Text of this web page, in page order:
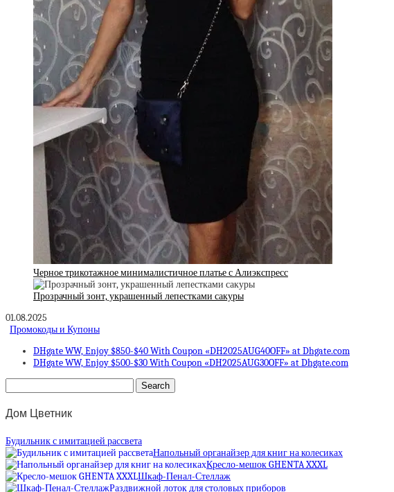
Черное трикотажное минималистичное платье с Алиэкспресс
Прозрачный зонт, украшенный лепестками сакуры
01.08.2025
Промокоды и Купоны
DHgate WW, Enjoy $850-$40 With Coupon «DH2025AUG40OFF» at Dhgate.com
DHgate WW, Enjoy $500-$30 With Coupon «DH2025AUG30OFF» at Dhgate.com
Дом Цветник
Будильник с имитацией рассвета
Напольный органайзер для книг на колесиках
Кресло-мешок GHENTA XXXL
Шкаф-Пенал-Стеллаж
Раздвижной лоток для столовых приборов